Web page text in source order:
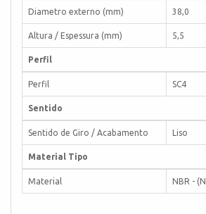
Diametro externo (mm) 38,0
Altura / Espessura (mm) 5,5
Perfil
Perfil SC4
Sentido
Sentido de Giro / Acabamento Liso
Material Tipo
Material NBR -